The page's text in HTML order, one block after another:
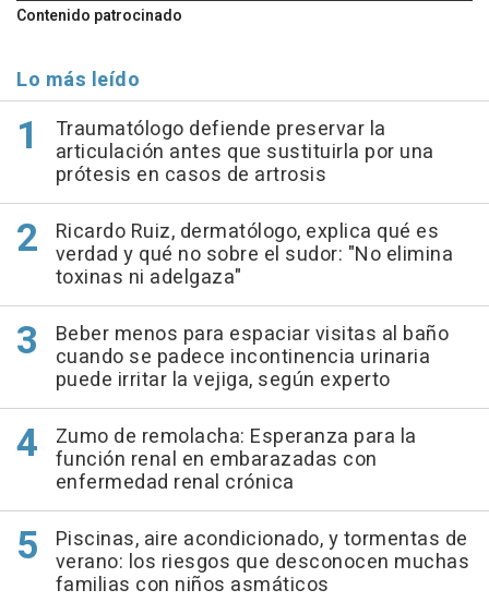
Contenido patrocinado
Lo más leído
Traumatólogo defiende preservar la
articulación antes que sustituirla por una
prótesis en casos de artrosis
Ricardo Ruiz, dermatólogo, explica qué es
verdad y qué no sobre el sudor: "No elimina
toxinas ni adelgaza"
Beber menos para espaciar visitas al baño
cuando se padece incontinencia urinaria
puede irritar la vejiga, según experto
Zumo de remolacha: Esperanza para la
función renal en embarazadas con
enfermedad renal crónica
Piscinas, aire acondicionado, y tormentas de
verano: los riesgos que desconocen muchas
familias con niños asmáticos